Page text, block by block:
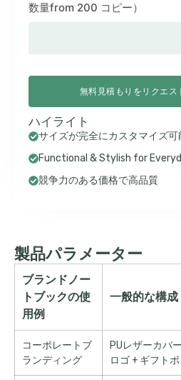
数量from 200 コピー）
無料見積もりをリクエス
ハイライト
サイズが完全にカスタマイズ可
Functional & Stylish for
競争力のある価格で高品質
製品パラメーター
ブランドノー
トブックの使
用例
一般的な構成
コーポレートブ
ランディング
PUレザーカバ
ロゴ + ギフト